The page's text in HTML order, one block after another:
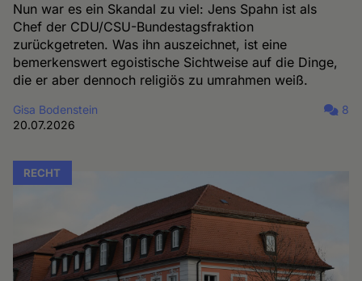
Nun war es ein Skandal zu viel: Jens Spahn ist als
Chef der CDU/CSU-Bundestagsfraktion
zurückgetreten. Was ihn auszeichnet, ist eine
bemerkenswert egoistische Sichtweise auf die Dinge,
die er aber dennoch religiös zu umrahmen weiß.
Gisa Bodenstein
20.07.2026
8
RECHT